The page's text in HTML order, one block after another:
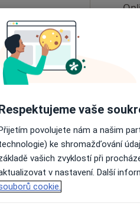
vaše
povolujete nám a našim
ke shromažďování
vašich zvyklostí při
v nastavení. Další
cookie.